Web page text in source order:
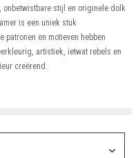
onbetwistbare stijl en originele dolk
is een uniek stuk
en motieven hebben
artistiek, ietwat rebels en
creërend.